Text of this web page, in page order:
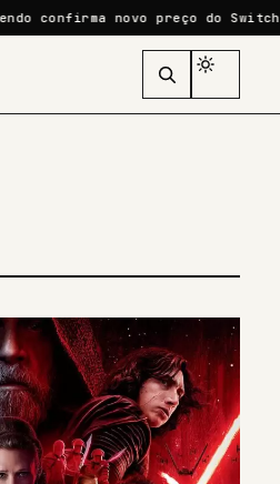
novo preço do Switch 2